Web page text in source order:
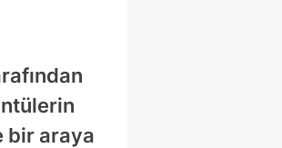
bir araya